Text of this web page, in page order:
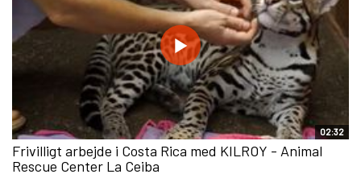
02:32
Frivilligt arbejde i Costa Rica med KILROY - Animal
Rescue Center La Ceiba